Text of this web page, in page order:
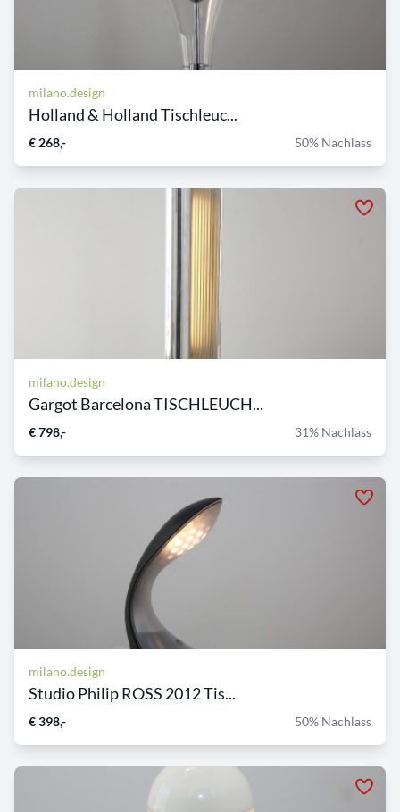
milano.design
Holland & Holland Tischleuc...
€ 268,- 50% Nachlass
milano.design
Gargot Barcelona TISCHLEUCH...
€ 798,- 31% Nachlass
milano.design
Studio Philip ROSS 2012 Tis...
€ 398,- 50% Nachlass